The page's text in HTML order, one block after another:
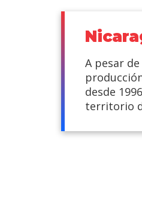
A pesar
desde
territorio